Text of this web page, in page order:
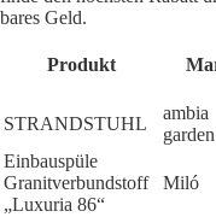
bares Geld.
Produkt
STRANDSTUHL
ambia
garden
Einbauspüle
Granitverbundstoff
„Luxuria 86“
Miló